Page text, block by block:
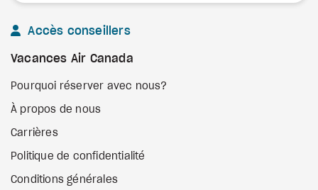
Accès conseillers
Vacances Air Canada
Pourquoi réserver avec nous?
À propos de nous
Carrières
Politique de confidentialité
Conditions générales